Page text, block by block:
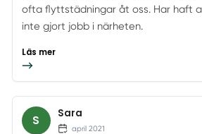
ofta flyttstädningar åt oss. Har haft
inte gjort jobb i närheten.
Läs mer
S Sara
april 2021